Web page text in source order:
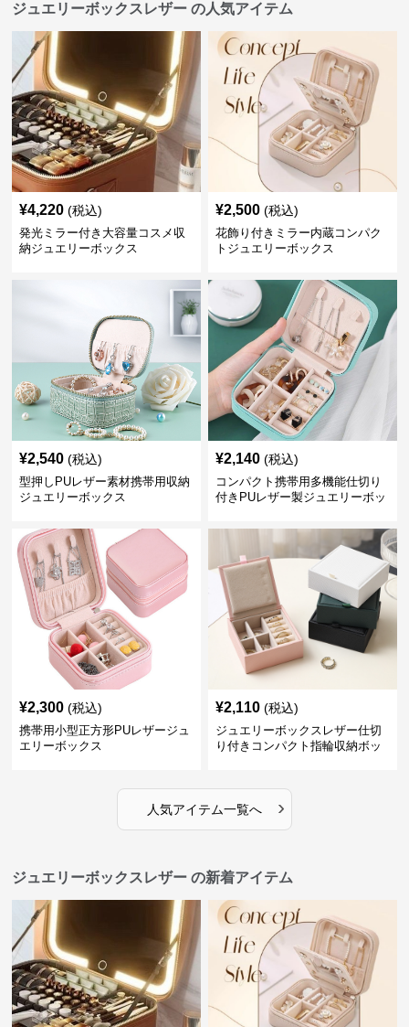
ジュエリーボックスレザー の人気アイテム
¥4,220 (税込)
発光ミラー付き大容量コスメ収
納ジュエリーボックス
¥2,500 (税込)
花飾り付きミラー内蔵コンパク
トジュエリーボックス
¥2,540 (税込)
型押しPUレザー素材携帯用収納
ジュエリーボックス
¥2,140 (税込)
コンパクト携帯用多機能仕切り
付きPUレザー製ジュエリーボッ
¥2,300 (税込)
携帯用小型正方形PUレザージュ
エリーボックス
¥2,110 (税込)
ジュエリーボックスレザー仕切
り付きコンパクト指輪収納ボッ
人気アイテム一覧へ ›
ジュエリーボックスレザー の新着アイテム